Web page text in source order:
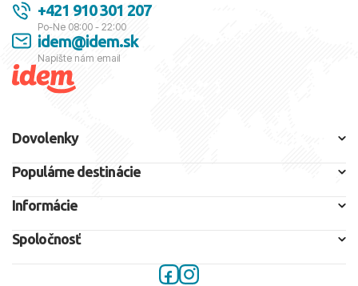
+421 910 301 207
Po-Ne 08:00 - 22:00
idem@idem.sk
Napíšte nám email
Dovolenky
Populárne destinácie
Informácie
Spoločnosť